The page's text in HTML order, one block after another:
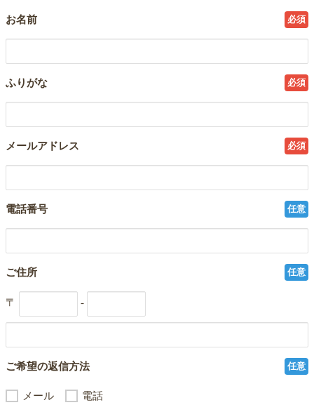
お名前 必須
ふりがな 必須
メールアドレス 必須
電話番号 任意
ご住所 任意
〒 -
ご希望の返信方法 任意
メール 電話